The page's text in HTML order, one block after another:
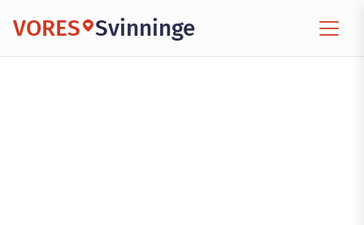
VORES Svinninge